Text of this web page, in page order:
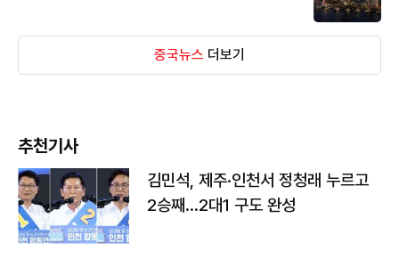
중국뉴스 더보기
추천기사
김민석, 제주·인천서 정청래 누르고
2승째…2대1 구도 완성